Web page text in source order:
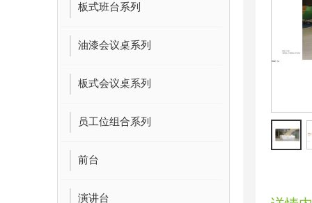
板式班台系列
油漆会议桌系列
板式会议桌系列
员工位组合系列
前台
演讲台